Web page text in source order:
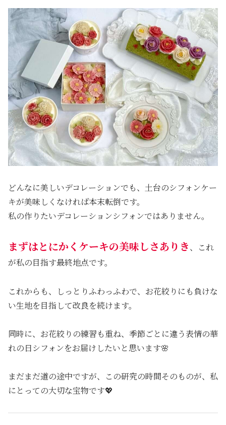
どんなに美しいデコレーションでも、土台のシフォンケー
キが美味しくなければ本末転倒です。
私の作りたいデコレーションシフォンではありません。
まずはとにかくケーキの美味しさありき、これ
が私の目指す最終地点です。
これからも、しっとりふわっふわで、お花絞りにも負けな
い生地を目指して改良を続けます。
同時に、お花絞りの練習も重ね、季節ごとに違う表情の華
れの日シフォンをお届けしたいと思います🌸
まだまだ道の途中ですが、この研究の時間そのものが、私
にとっての大切な宝物です💖